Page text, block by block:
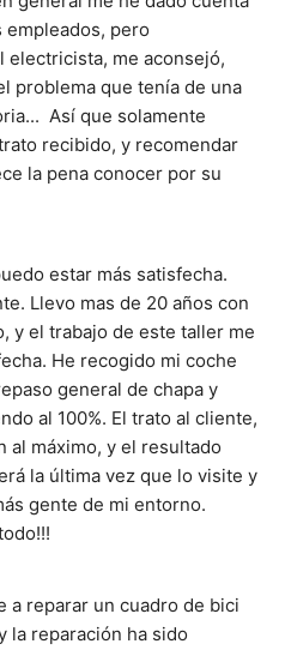
empleados, pero
electricista, me aconsejó,
problema que tenía de una
Así que solamente
recibido, y recomendar
la pena conocer por su
estar más satisfecha.
Llevo mas de 20 años con
y el trabajo de este taller me
He recogido mi coche
general de chapa y
al 100%. El trato al cliente,
al máximo, y el resultado
la última vez que lo visite y
gente de mi entorno.
a reparar un cuadro de bici
la reparación ha sido